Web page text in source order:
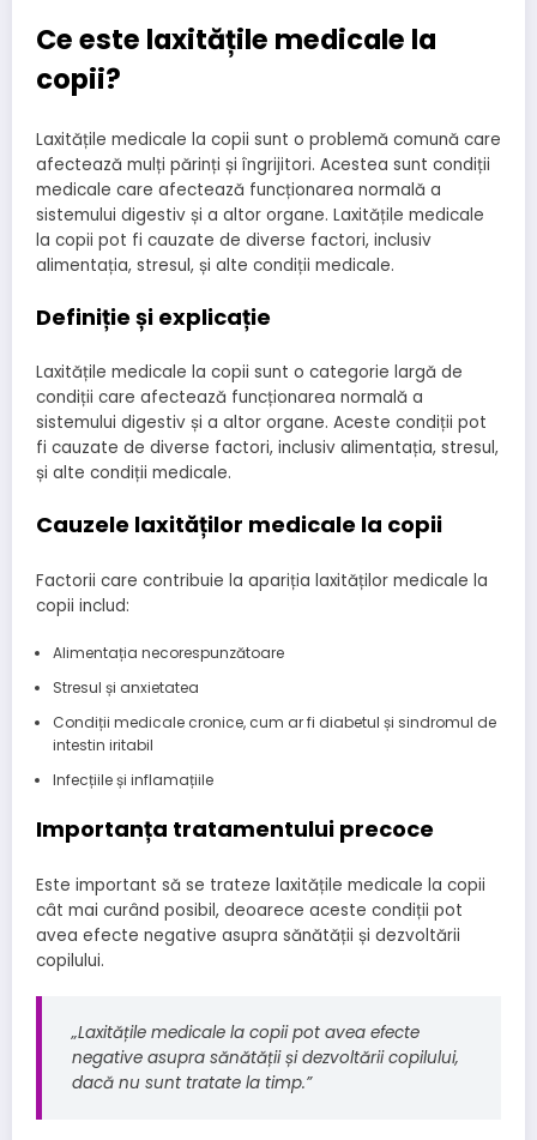
Ce este laxitățile medicale la
copii?
Laxitățile medicale la copii sunt o problemă comună care
afectează mulți părinți și îngrijitori. Acestea sunt condiții
medicale care afectează funcționarea normală a
sistemului digestiv și a altor organe. Laxitățile medicale
la copii pot fi cauzate de diverse factori, inclusiv
alimentația, stresul, și alte condiții medicale.
Definiție și explicație
Laxitățile medicale la copii sunt o categorie largă de
condiții care afectează funcționarea normală a
sistemului digestiv și a altor organe. Aceste condiții pot
fi cauzate de diverse factori, inclusiv alimentația, stresul,
și alte condiții medicale.
Cauzele laxităților medicale la copii
Factorii care contribuie la apariția laxităților medicale la
copii includ:
Alimentația necorespunzătoare
Stresul și anxietatea
Condiții medicale cronice, cum ar fi diabetul și sindromul de
intestin iritabil
Infecțiile și inflamațiile
Importanța tratamentului precoce
Este important să se trateze laxitățile medicale la copii
cât mai curând posibil, deoarece aceste condiții pot
avea efecte negative asupra sănătății și dezvoltării
copilului.
„Laxitățile medicale la copii pot avea efecte
negative asupra sănătății și dezvoltării copilului,
dacă nu sunt tratate la timp.”